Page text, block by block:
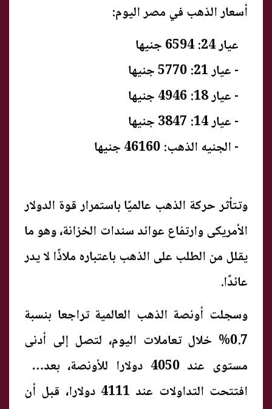
أسعار الذهب في مصر اليوم:
عيار 24: 6594 جنيها
- عيار 21: 5770 جنيها
- عيار 18: 4946 جنيها
- عيار 14: 3847 جنيها
- الجنيه الذهب: 46160 جنيها
وتتأثر حركة الذهب عالميًا باستمرار قوة الدولار
الأمريكى وارتفاع عوائد سندات الخزانة، وهو ما
يقلل من الطلب على الذهب باعتباره ملاذًا لا يدر
عائدًا.
وسجلت أونصة الذهب العالمية تراجعا بنسبة
0.7% خلال تعاملات اليوم، لتصل إلى أدنى
مستوى عند 4050 دولارا للأونصة، بعد أن
افتتحت التداولات عند 4111 دولارا، قبل أن